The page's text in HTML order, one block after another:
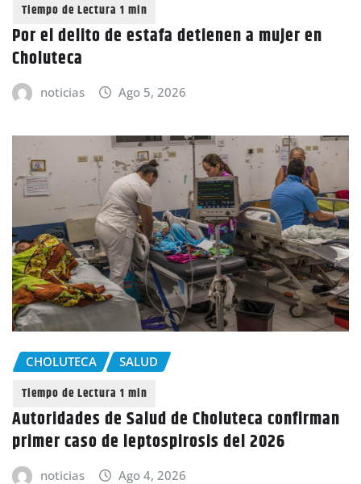
Por el delito de estafa detienen a mujer en
Choluteca
noticias Ago 5, 2026
CHOLUTECA SALUD
Autoridades de Salud de Choluteca confirman
primer caso de leptospirosis del 2026
noticias Ago 4, 2026